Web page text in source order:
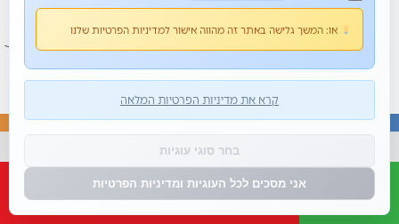
© כל הזכויות שמורות 2026 • מור קנדי - פשוט למשחק
בית
אודותי בלוג צור קשר הצהרת נגישות
או: המשך גלישה באתר זה מהווה אישור למדיניות הפרטיות שלנו
קרא את מדיניות הפרטיות המלאה
בחר סוגי עוגיות
אני מסכים לכל העוגיות ומדיניות הפרטיות